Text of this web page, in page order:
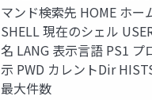
マンド検索先 HOME ホー
SHELL 現在のシェル
名 LANG 表示言語 PS1 プ
示 PWD カレントDir
最大件数